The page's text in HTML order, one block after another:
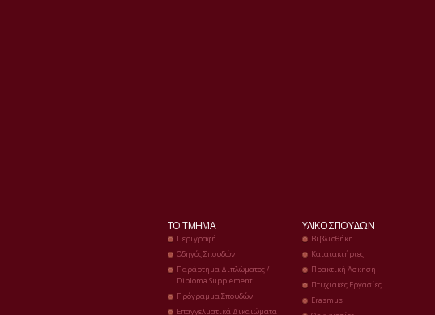
ΤΟ ΤΜΉΜΑ
Περιγραφή
Οδηγός Σπουδών
Παράρτημα Διπλώματος /
Diploma Supplement
Πρόγραμμα Σπουδών
Επαγγελματικά Δικαιώματα
ΥΛΙΚΌ ΣΠΟΥΔΏΝ
Βιβλιοθήκη
Κατατακτήριες
Πρακτική Άσκηση
Πτυχιακές Εργασίες
Erasmus